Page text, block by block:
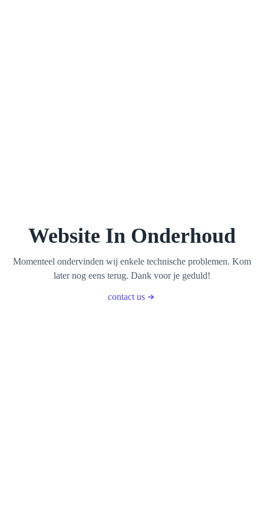
Website In Onderhoud
Momenteel ondervinden wij enkele technische problemen. Kom
later nog eens terug. Dank voor je geduld!
contact us